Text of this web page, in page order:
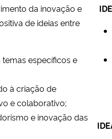
da inovação e
de ideias entre
específicos e
à criação de
e colaborativo;
e inovação das